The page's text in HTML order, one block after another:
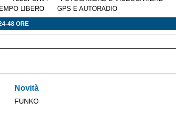
LIBERO GPS E AUTORADIO
48 ORE
Novità
FUNKO